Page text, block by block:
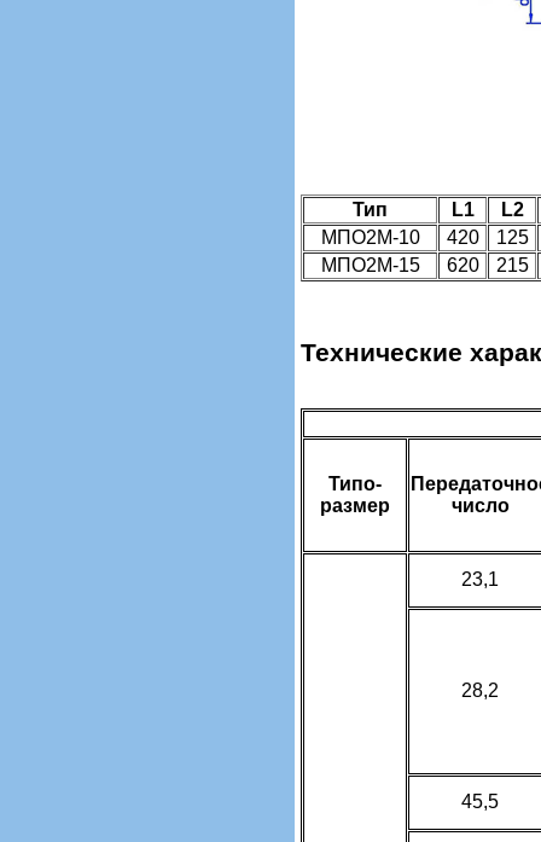
Тип L1
L2
МПО2М-10
420
125
МПО2М-15
620 215
Технические
Типо­
размер
число
23,1
28,2
45,5